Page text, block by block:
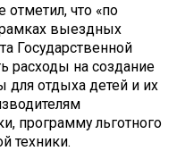
что «по
выездных
Государственной
расходы на создание
для отдыха детей и их
программу льготного
техники.